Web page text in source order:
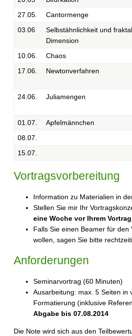
27.05.
Cantormenge
03.06
Selbstähnlichkeit und
Dimension
10.06. Chaos
17.06.
Newtonverfahren
24.06.
Juliamengen
01.07.
Apfelmännchen
08.07.
15.07.
Vortragsvorbereitung
Information zu Materialien in
Stellen Sie mir Ihr
eine Woche vor Ihrem
Falls Sie einen Beamer für den
wollen, sagen Sie bitte
Anforderungen
Seminarvortrag (60 Minuten)
Ausarbeitung: max. 5 Seiten in
Formatierung (inklusive
Abgabe bis 07.08.2014
Die Note wird sich aus den